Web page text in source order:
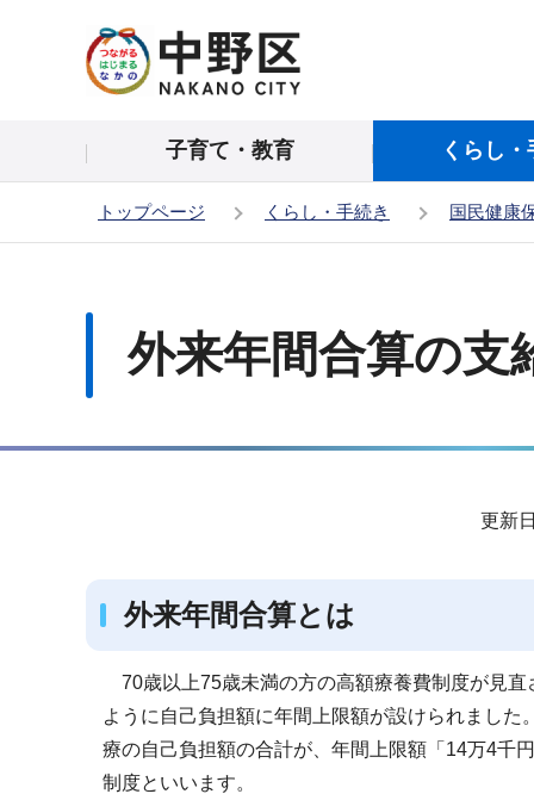
の
頭
子育て・教育 くらし・
トップページ くらし・手続き 国民健康
外来年間合算の支
更新
外来年間合算とは
70歳以上75歳未満の方の高額療養費制度が見直
ように自己負担額に年間上限額が設けられまし
療の自己負担額の合計が、年間上限額「14万4千
制度といいます。
ョ
ン